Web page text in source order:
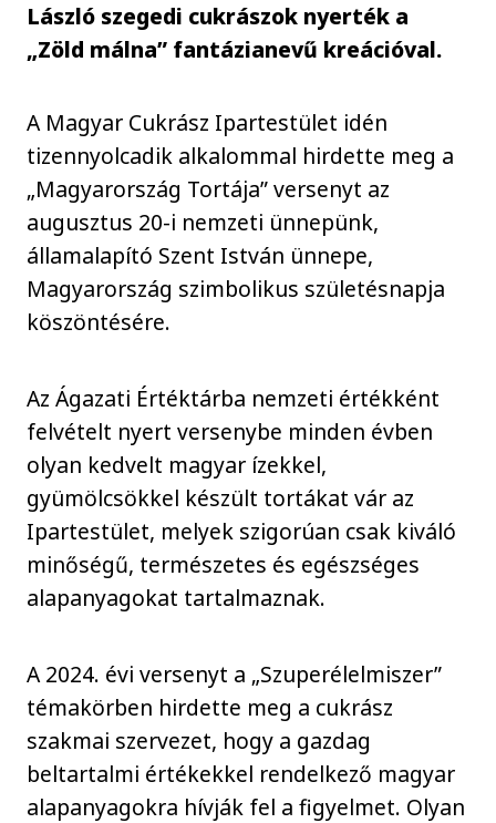
László szegedi cukrászok nyerték a
„Zöld málna” fantázianevű kreációval.
A Magyar Cukrász Ipartestület idén
tizennyolcadik alkalommal hirdette meg a
„Magyarország Tortája” versenyt az
augusztus 20-i nemzeti ünnepünk,
államalapító Szent István ünnepe,
Magyarország szimbolikus születésnapja
köszöntésére.
Az Ágazati Értéktárba nemzeti értékként
felvételt nyert versenybe minden évben
olyan kedvelt magyar ízekkel,
gyümölcsökkel készült tortákat vár az
Ipartestület, melyek szigorúan csak kiváló
minőségű, természetes és egészséges
alapanyagokat tartalmaznak.
A 2024. évi versenyt a „Szuperélelmiszer”
témakörben hirdette meg a cukrász
szakmai szervezet, hogy a gazdag
beltartalmi értékekkel rendelkező magyar
alapanyagokra hívják fel a figyelmet. Olyan